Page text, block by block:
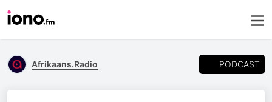
Afrikaans.Radio PODCAST